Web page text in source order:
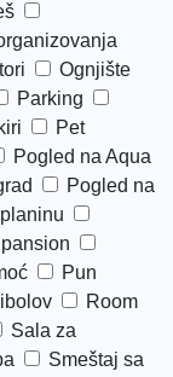
Ognjište
Parking
Pet
Pogled na Aqua
Pogled na
Pun
Room
Sala za
Smeštaj sa